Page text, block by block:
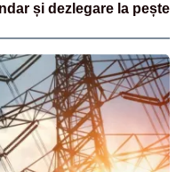
și dezlegare la pește